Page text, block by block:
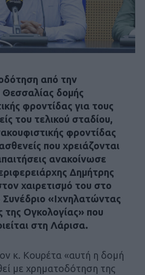
από την
Θεσσαλίας δομής
φροντίδας για τους
του τελικού σταδίου,
φροντίδας
που χρειάζονται
ανακοίνωσε
Δημήτρης
χαιρετισμό του στο
Συνέδριο «Ιχνηλατώντας
της Ογκολογίας» που
στη Λάρισα.
κ. Κουρέτα «αυτή η δομή
με χρηματοδότηση της